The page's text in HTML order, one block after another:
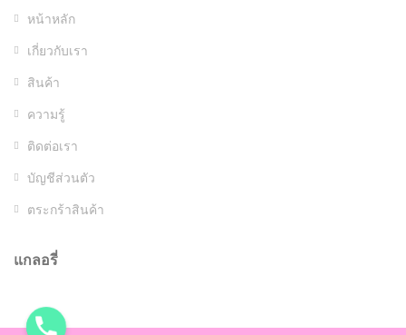
หน้าหลัก
เกี่ยวกับเรา
สินค้า
ความรู้
ติดต่อเรา
บัญชีส่วนตัว
ตระกร้าสินค้า
แกลอรี่